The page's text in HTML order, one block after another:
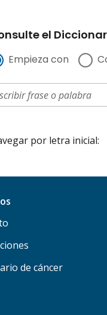
el
Empieza con
por letra inicial:
de cáncer